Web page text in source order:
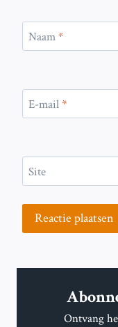
Naam*
E-mail*
Site
Ontvang